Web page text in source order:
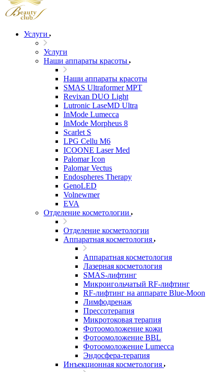
Услуги
Услуги
Наши аппараты красоты
Наши аппараты красоты
SMAS Ultraformer MPT
Revixan DUO Light
Lutronic LaseMD Ultra
InMode Lumecca
InMode Morpheus 8
Scarlet S
LPG Cellu M6
ICOONE Laser Med
Palomar Icon
Palomar Vectus
Endospheres Therapy
GenoLED
Volnewmer
EVA
Отделение косметологии
Отделение косметологии
Аппаратная косметология
Аппаратная косметология
Лазерная косметология
SMAS-лифтинг
Микроигольчатый RF-лифтинг
RF-лифтинг на аппарате Blue-Moon
Лимфодренаж
Прессотерапия
Микротоковая терапия
Фотоомоложение кожи
Фотоомоложение BBL
Фотоомоложение Lumecca
Эндосфера-терапия
Инъекционная косметология